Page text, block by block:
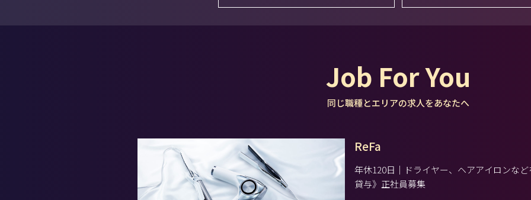
Job For You
同じ職種とエリアの求人をあなたへ
ReFa
年休120日｜ドライヤー、ヘアアイロンな
貸与》正社員募集